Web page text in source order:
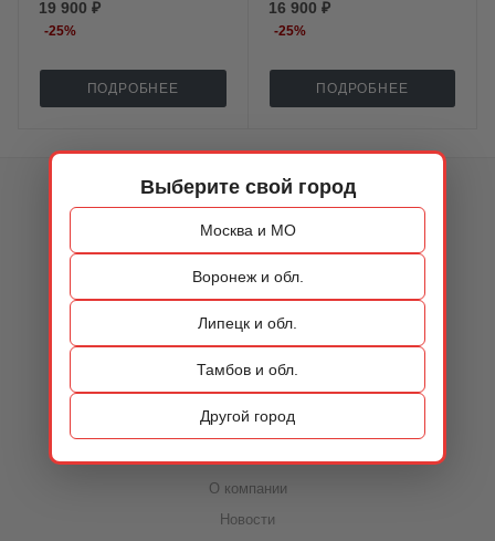
Выберите свой город
Москва и МО
Воронеж и обл.
Липецк и обл.
Тамбов и обл.
Другой город
19 900 ₽
-25%
ПОДРОБНЕЕ
16 900 ₽
-25%
ПОДРОБНЕЕ
КАТАЛОГ
ОБУВЬ
СУМКИ
АКСЕССУАРЫ
РАСПРОДАЖА
О КОМПАНИИ
О компании
Новости